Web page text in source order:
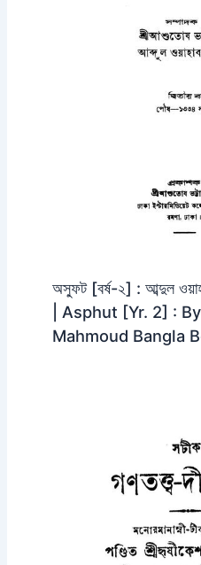
অস্ফুট [বর্ষ-২] : আব্দুল
| Asphut [Yr. 2] :
Mahmoud Bangla